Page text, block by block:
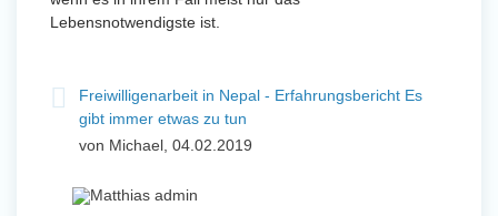
Lebensnotwendigste ist.
Freiwilligenarbeit in Nepal - Erfahrungsbericht Es
gibt immer etwas zu tun
von Michael, 04.02.2019